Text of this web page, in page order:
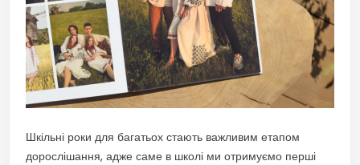
Шкільні роки для багатьох стають важливим етапом
дорослішання, адже саме в школі ми отримуємо перші